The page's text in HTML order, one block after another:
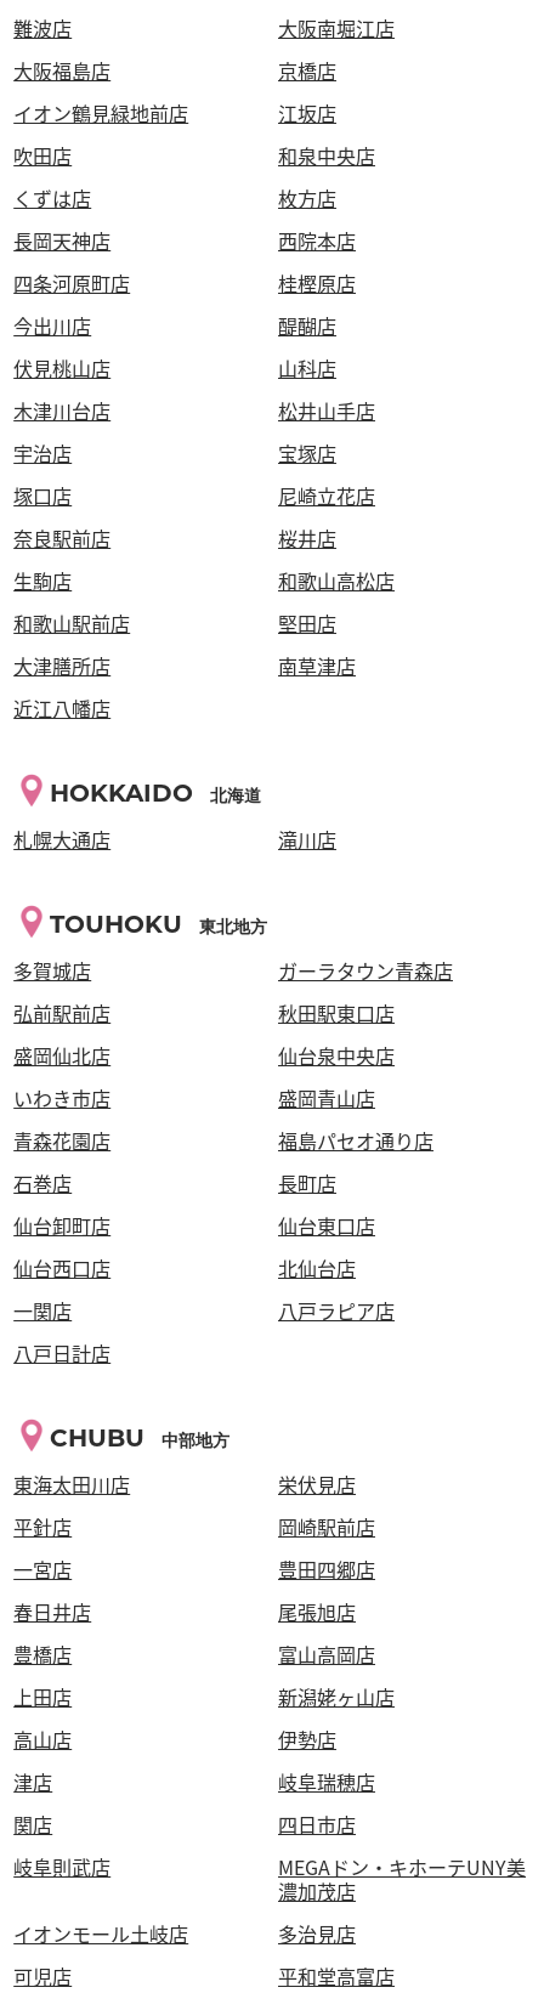
難波店
大阪南堀江店
大阪福島店
京橋店
イオン鶴見緑地前店
江坂店
吹田店
和泉中央店
くずは店
枚方店
長岡天神店
西院本店
四条河原町店
桂樫原店
今出川店
醍醐店
伏見桃山店
山科店
木津川台店
松井山手店
宇治店
宝塚店
塚口店
尼崎立花店
奈良駅前店
桜井店
生駒店
和歌山高松店
和歌山駅前店
堅田店
大津膳所店
南草津店
近江八幡店
HOKKAIDO 北海道
札幌大通店 滝川店
TOUHOKU 東北地方
多賀城店
ガーラタウン青森店
弘前駅前店
秋田駅東口店
盛岡仙北店
仙台泉中央店
いわき市店
盛岡青山店
青森花園店
福島パセオ通り店
石巻店
長町店
仙台卸町店
仙台東口店
仙台西口店
北仙台店
一関店
八戸ラピア店
八戸日計店
CHUBU 中部地方
東海太田川店
栄伏見店
平針店
岡崎駅前店
一宮店
豊田四郷店
春日井店
尾張旭店
豊橋店
富山高岡店
上田店
新潟姥ヶ山店
高山店
伊勢店
津店
岐阜瑞穂店
関店
四日市店
岐阜則武店
MEGAドン・キホーテUNY美
濃加茂店
イオンモール土岐店
多治見店
可児店
平和堂高富店